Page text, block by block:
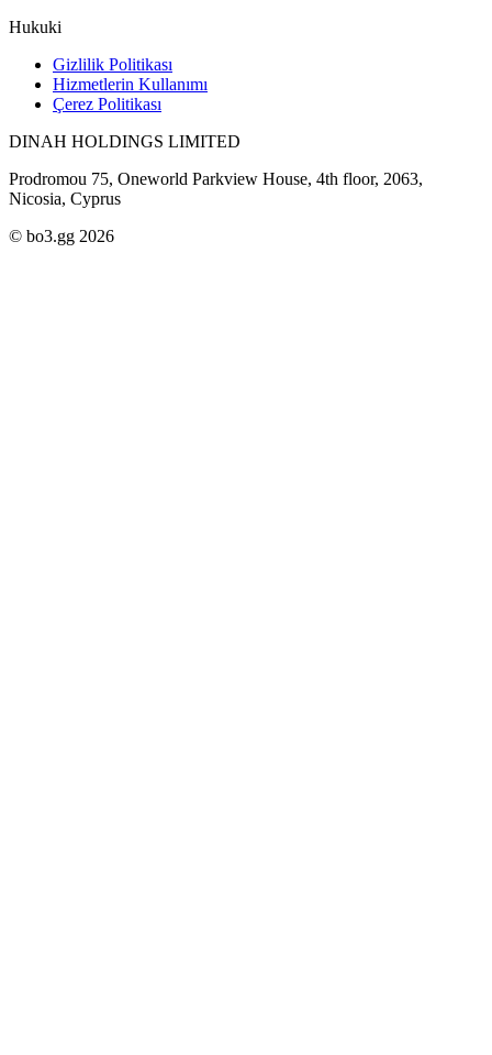
Hukuki
Gizlilik Politikası
Hizmetlerin Kullanımı
Çerez Politikası
DINAH HOLDINGS LIMITED
Prodromou 75, Oneworld Parkview House, 4th floor, 2063,
Nicosia, Cyprus
© bo3.gg 2026